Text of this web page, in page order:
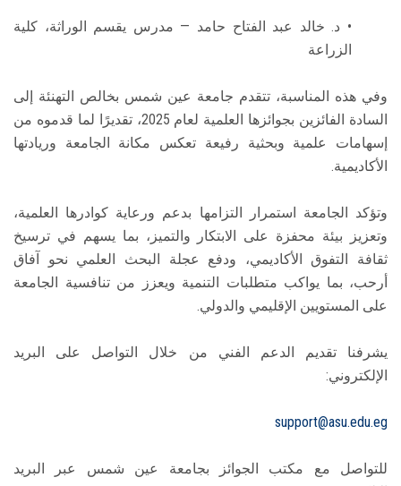
• د. خالد عبد الفتاح حامد — مدرس يقسم الوراثة، كلية
الزراعة
وفي هذه المناسبة، تتقدم جامعة عين شمس بخالص التهنئة إلى
السادة الفائزين بجوائزها العلمية لعام 2025، تقديرًا لما قدموه من
إسهامات علمية وبحثية رفيعة تعكس مكانة الجامعة وريادتها
الأكاديمية.
وتؤكد الجامعة استمرار التزامها بدعم ورعاية كوادرها العلمية،
وتعزيز بيئة محفزة على الابتكار والتميز، بما يسهم في ترسيخ
ثقافة التفوق الأكاديمي، ودفع عجلة البحث العلمي نحو آفاق
أرحب، بما يواكب متطلبات التنمية ويعزز من تنافسية الجامعة
على المستويين الإقليمي والدولي.
يشرفنا تقديم الدعم الفني من خلال التواصل على البريد
الإلكتروني:
support@asu.edu.eg
للتواصل مع مكتب الجوائز بجامعة عين شمس عبر البريد